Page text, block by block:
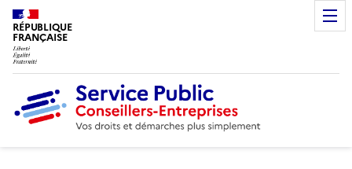
RÉPUBLIQUE
FRANÇAISE